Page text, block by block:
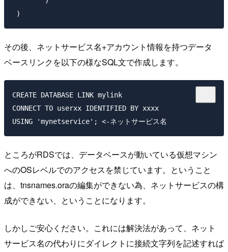
その後、ネットサービス名+アカウント情報を持つデータ
ベースリンクを以下の様なSQL文で作成します。
CREATE DATABASE LINK mylink
CONNECT TO userxx IDENTIFIED BY xxxx
ところがRDSでは、データベースが動いている仮想マシン
へのOSレベルでのアクセスを禁じています。ということ
は、 tnsnames.oraの編集ができない為、ネットサービスの構
成ができない、ということになります。
しかしご安心ください。これには解決法があって、ネット
サービス名の代わりにダイレクトに接続文字列を記述すれば